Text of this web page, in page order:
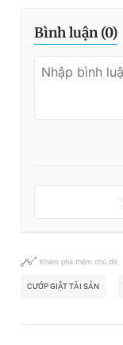
Bình luận (0)
Khám phá thêm chủ đề
CƯỚP GIẬT TÀI SẢN